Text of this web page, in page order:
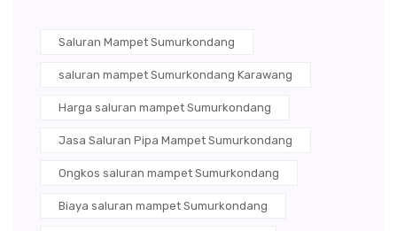
Saluran Mampet Sumurkondang
saluran mampet Sumurkondang Karawang
Harga saluran mampet Sumurkondang
Jasa Saluran Pipa Mampet Sumurkondang
Ongkos saluran mampet Sumurkondang
Biaya saluran mampet Sumurkondang